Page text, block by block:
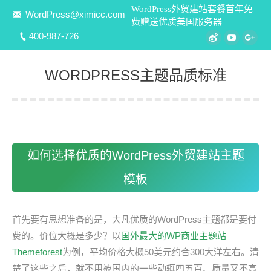
WordPress@ximicc.com
400-987-726
WordPress外贸建站套餐首年免
费赠送优质美国服务器
WeiboYouTube
WORDPRESS主题品质标准
如何选择优质的WordPress外贸建站主题
模板
首先要有思想准备的是，大凡优质的WordPress主题都是要付
费的。价位大概是多少？以 国外最大的WP商业主题站
Themeforest为例，平均价格大概50美元约合300大洋左右。清
楚了这些之后，就不用被国内的一些动辄四五百、质量又不高